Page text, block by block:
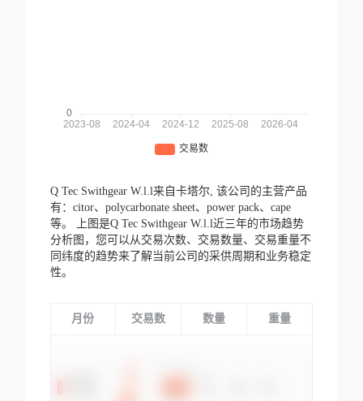
Q Tec Swithgear W.l.l来自卡塔尔, 该公司的主营产品
有：citor、polycarbonate sheet、power pack、cape
等。
上图是Q Tec Swithgear W.l.l近三年的市场趋势
分析图，您可以从交易次数、交易数量、交易重量不
同纬度的趋势来了解当前公司的采供周期和业务稳定
性。
月份 交易数 数量 重量